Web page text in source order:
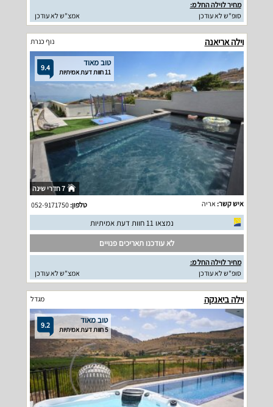
מחיר לוילה החל מ:
סופ"ש לא עודכן
אמצ"ש לא עודכן
וילה אריאנה נוף כנרת
9.4 טוב מאוד
11 חוות דעת אמיתיות
7 חדרי שינה
איש קשר: אריה טלפון:052-9171750
נמצאו 11 חוות דעת אמיתיות
לא עודכנו תאריכים פנויים
מחיר לוילה החל מ:
סופ"ש לא עודכן
אמצ"ש לא עודכן
וילה ביאנקה מגדל
9.2 טוב מאוד
5 חוות דעת אמיתיות